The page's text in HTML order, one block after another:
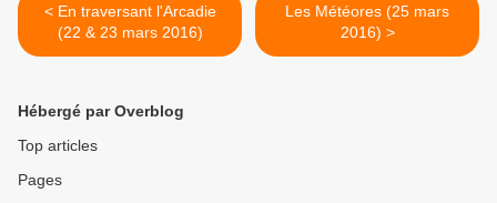
< En traversant l'Arcadie
(22 & 23 mars 2016)
Les Météores (25 mars
2016) >
Hébergé par Overblog
Top articles
Pages